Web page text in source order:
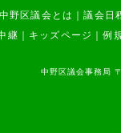
中野区議会とは ｜議会日
継 キッズページ ｜例
中野区議会事務局